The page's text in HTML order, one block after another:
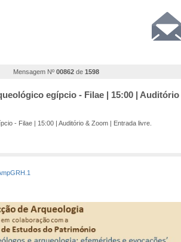
Mensagem Nº 00862 de 1598
egípcio - Filae | 15:00 |
- Filae | 15:00 | Auditório & Zoom | Entrada livre.